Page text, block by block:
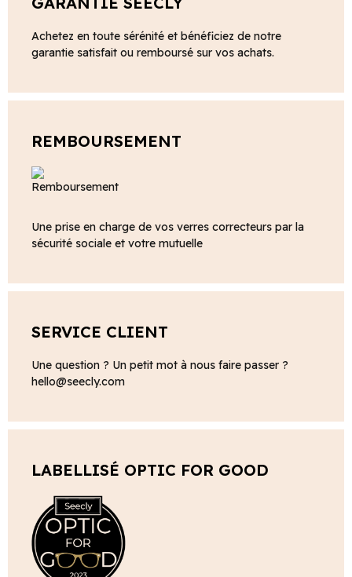
Achetez en toute sérénité et bénéficiez de notre
garantie satisfait ou remboursé sur vos achats.
REMBOURSEMENT
Une prise en charge de vos verres correcteurs par la
sécurité sociale et votre mutuelle
SERVICE CLIENT
Une question ? Un petit mot à nous faire passer ?
hello@seecly.com
LABELLISÉ OPTIC FOR GOOD